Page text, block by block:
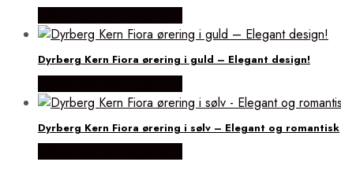
Dyrberg Kern Fiora ørering i guld – Elegant design!
Dyrberg Kern Fiora ørering i sølv – Elegant og romantisk